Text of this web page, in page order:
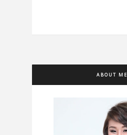
ABOUT ME